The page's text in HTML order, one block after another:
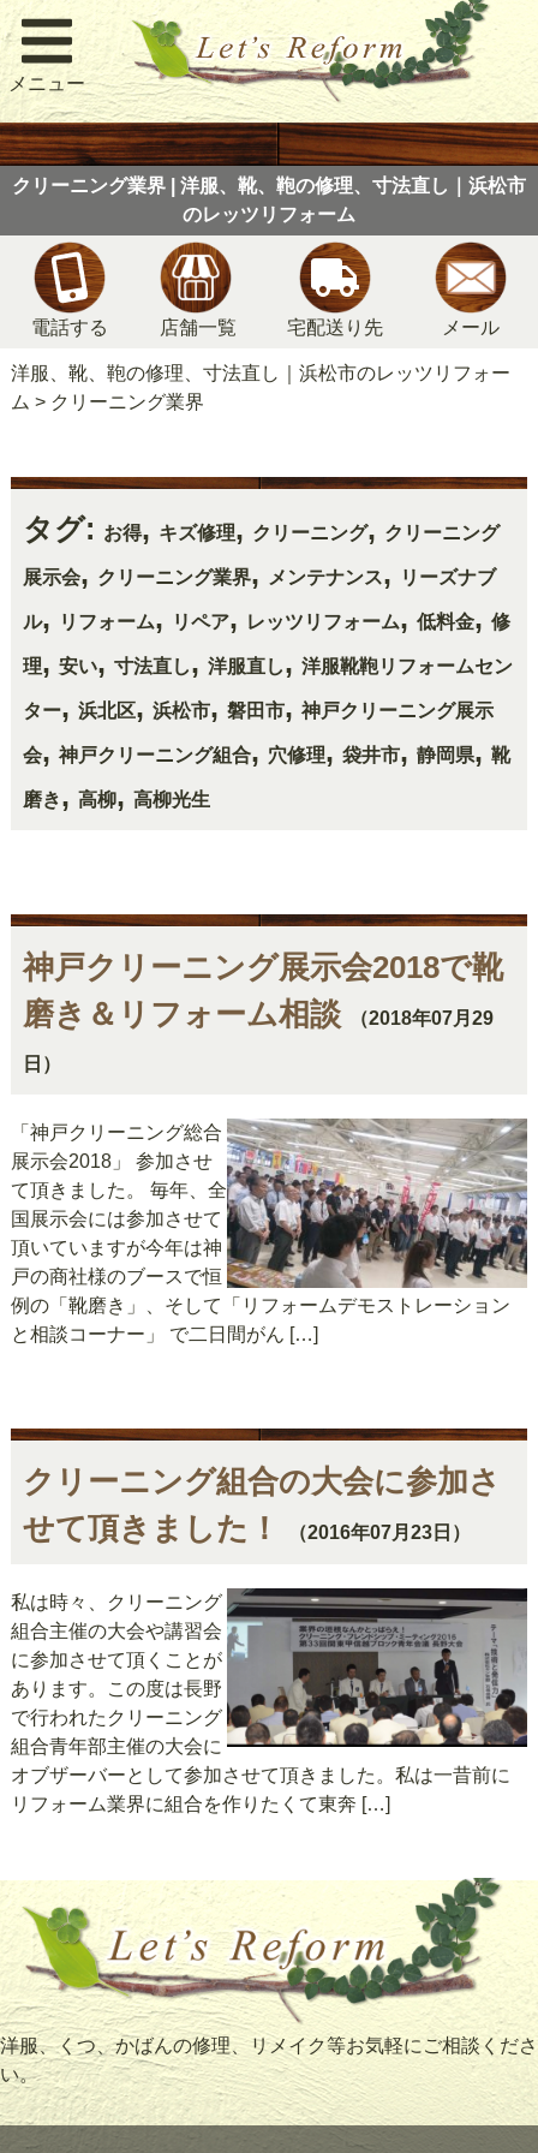
メニュー
クリーニング業界 | 洋服、靴、鞄の修理、寸法直し｜浜松市
のレッツリフォーム
電話する 店舗一覧 宅配送り先 メール
洋服、靴、鞄の修理、寸法直し｜浜松市のレッツリフォー
ム > クリーニング業界
タグ: お得, キズ修理, クリーニング, クリーニング
展示会, クリーニング業界, メンテナンス, リーズナブ
ル, リフォーム, リペア, レッツリフォーム, 低料金, 修
理, 安い, 寸法直し, 洋服直し, 洋服靴鞄リフォームセン
ター, 浜北区, 浜松市, 磐田市, 神戸クリーニング展示
会, 神戸クリーニング組合, 穴修理, 袋井市, 静岡県, 靴
磨き, 高柳, 高柳光生
神戸クリーニング展示会2018で靴
磨き＆リフォーム相談
（2018年07月29
日）
「神戸クリーニング総合
展示会2018」 参加させ
て頂きました。 毎年、全
国展示会には参加させて
頂いていますが今年は神
戸の商社様のブースで恒
例の「靴磨き」、そして「リフォームデモストレーション
と相談コーナー」 で二日間がん […]
クリーニング組合の大会に参加さ
せて頂きました！
（2016年07月23日）
私は時々、クリーニング
組合主催の大会や講習会
に参加させて頂くことが
あります。この度は長野
で行われたクリーニング
組合青年部主催の大会に
オブザーバーとして参加させて頂きました。私は一昔前に
リフォーム業界に組合を作りたくて東奔 […]
洋服、くつ、かばんの修理、リメイク等お気軽にご相談くださ
い。